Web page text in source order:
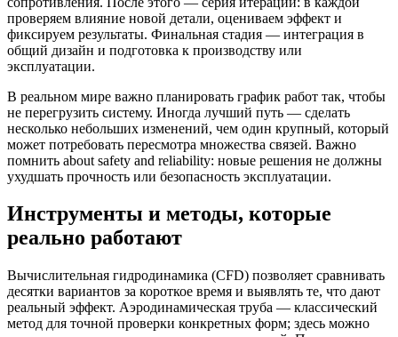
проверяем влияние новой детали, оцениваем эффект и
фиксируем результаты. Финальная стадия — интеграция в
общий дизайн и подготовка к производству или
эксплуатации.
В реальном мире важно планировать график работ так, чтобы
не перегрузить систему. Иногда лучший путь — сделать
несколько небольших изменений, чем один крупный, который
может потребовать пересмотра множества связей. Важно
помнить about safety and reliability: новые решения не должны
ухудшать прочность или безопасность эксплуатации.
Инструменты и методы, которые
реально работают
Вычислительная гидродинамика (CFD) позволяет сравнивать
десятки вариантов за короткое время и выявлять те, что дают
реальный эффект. Аэродинамическая труба — классический
метод для точной проверки конкретных форм; здесь можно